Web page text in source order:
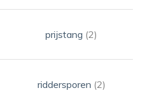
prijstang (2)
riddersporen (2)